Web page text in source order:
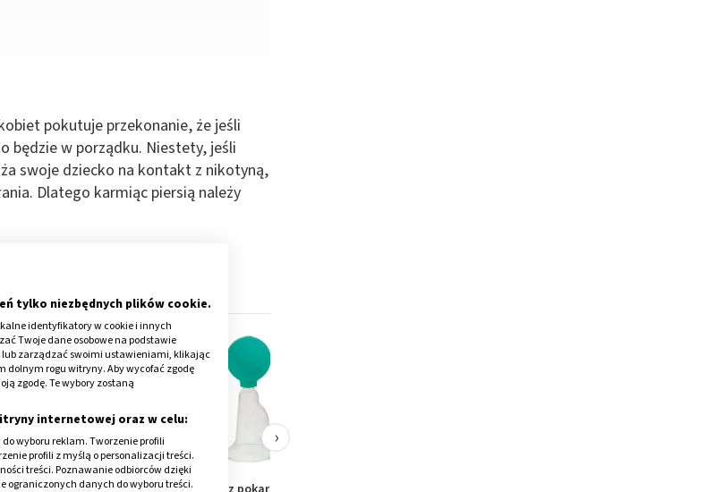
pokutuje przekonanie, że jeśli
będzie w porządku. Niestety, jeśli
swoje dziecko na kontakt z nikotyną,
Dlatego karmiąc piersią należy
›
tylko niezbędnych plików cookie.
identyfikatory w cookie i innych
Twoje dane osobowe na podstawie
lub zarządzać swoimi ustawieniami, klikając
rogu witryny. Aby wycofać zgodę
zgodę. Te wybory zostaną
internetowej oraz w celu:
wyboru reklam. Tworzenie profili
profili z myślą o personalizacji treści.
treści. Poznawanie odbiorców dzięki
ograniczonych danych do wyboru treści.